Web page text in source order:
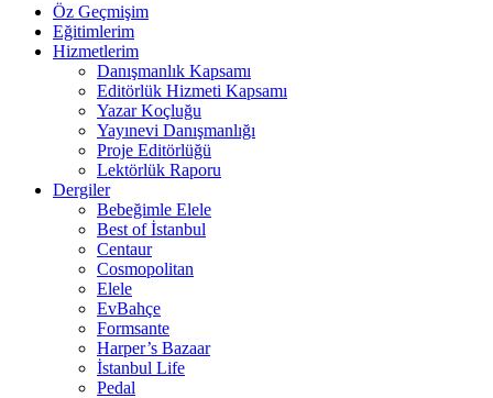
Öz Geçmişim
Eğitimlerim
Hizmetlerim
Danışmanlık Kapsamı
Editörlük Hizmeti Kapsamı
Yazar Koçluğu
Yayınevi Danışmanlığı
Proje Editörlüğü
Lektörlük Raporu
Dergiler
Bebeğimle Elele
Best of İstanbul
Centaur
Cosmopolitan
Elele
EvBahçe
Formsante
Harper’s Bazaar
İstanbul Life
Pedal